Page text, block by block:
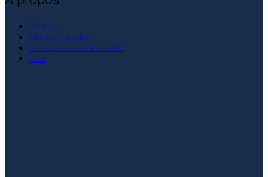
Contact
Mentions légales
Politique de confidentialité
CGV